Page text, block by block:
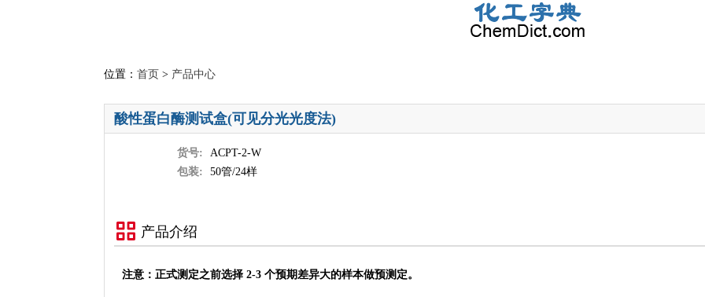
位置： 首页 > 产品中心
酸性蛋白酶测试盒(可见分光光度法)
货号:
ACPT-2-W
包装:
50管/24样
产品介绍
注意：正式测定之前选择 2-3 个预期差异大的样本做预测定。